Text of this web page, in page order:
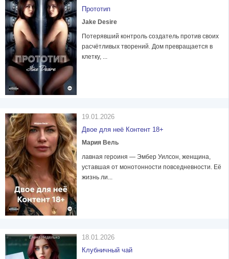
Прототип
Jake Desire
Потерявший контроль создатель против своих
расчётливых творений. Дом превращается в
клетку, ...
19.01.2026
Двое для неё Контент 18+
Мария Вель
лавная героиня — Эмбер Уилсон, женщина,
уставшая от монотонности повседневности. Её
жизнь ли...
18.01.2026
Клубничный чай